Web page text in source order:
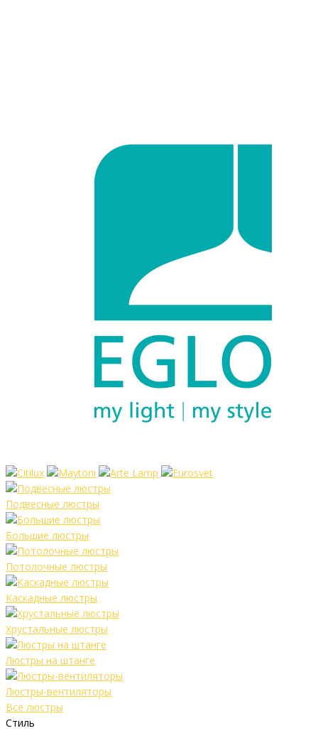
Подвесные люстры
Большие люстры
Потолочные люстры
Каскадные люстры
Хрустальные люстры
Люстры на штанге
Люстры-вентиляторы
Все люстры
Стиль